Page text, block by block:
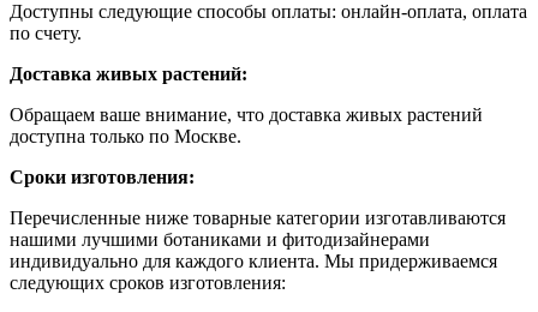
Доступны следующие способы оплаты: онлайн-оплата, оплата
по счету.
Доставка живых растений:
Обращаем ваше внимание, что доставка живых растений
доступна только по Москве.
Сроки изготовления:
Перечисленные ниже товарные категории изготавливаются
нашими лучшими ботаниками и фитодизайнерами
индивидуально для каждого клиента. Мы придерживаемся
следующих сроков изготовления: